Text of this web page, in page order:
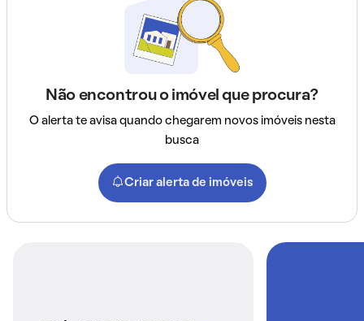
Não encontrou o imóvel que procura?
O alerta te avisa quando chegarem novos imóveis nesta
busca
Criar alerta de imóveis